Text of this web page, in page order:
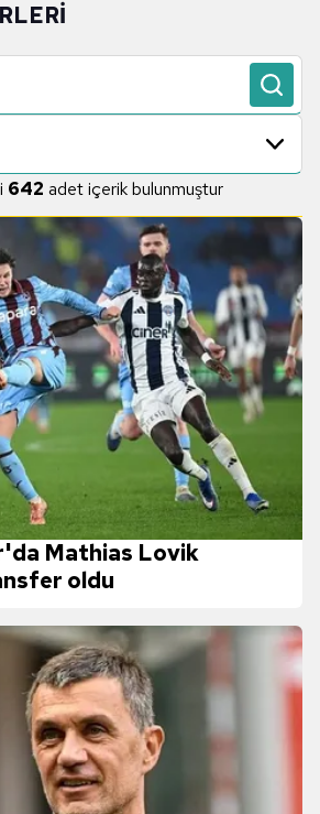
642 adet içerik bulunmuştur
Mathias Lovik
oldu